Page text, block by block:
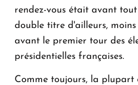
rendez-vous était avant
double titre d'ailleurs,
avant le premier tour des
présidentielles françaises.
Comme toujours, la plupart